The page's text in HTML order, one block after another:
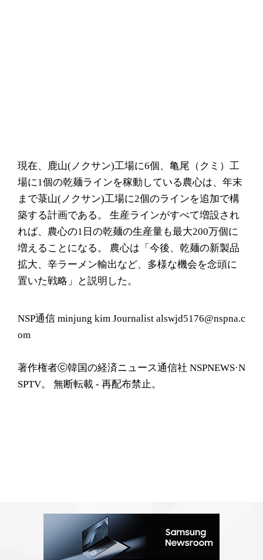
現在、鹿山(ノクサン)工場に6個、亀尾（クミ）工
場に1個の乾麺ラインを稼動している農心は、年末
まで菉山(ノクサン)工場に2個のラインを追加で構
築する計画である。 生産ラインがすべて増設され
れば、農心の1日の乾麺の生産量も最大200万個に
増えることになる。 農心は「今後、乾麺の新製品
拡大、辛ラーメン輸出など、多様な機会を念頭に
置いた戦略」と説明した。
NSP通信 minjung kim Journalist alswjd5176@nspna.c
om
著作権者ⓒ韓国の経済ニュース通信社 NSPNEWS·N
SPTV。 無断転載 - 再配布禁止。